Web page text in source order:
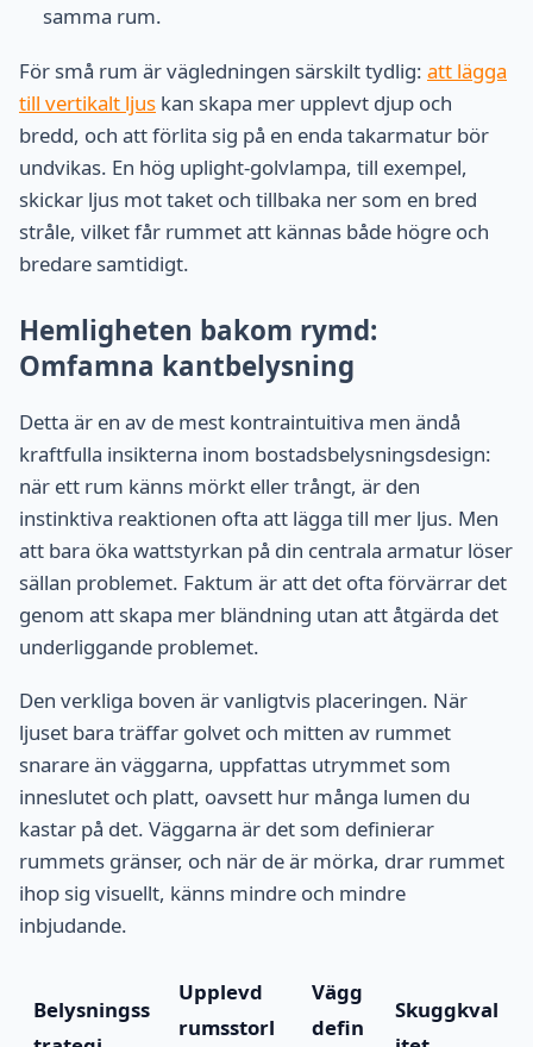
samma rum.
För små rum är vägledningen särskilt tydlig: att lägga
till vertikalt ljus kan skapa mer upplevt djup och
bredd, och att förlita sig på en enda takarmatur bör
undvikas. En hög uplight-golvlampa, till exempel,
skickar ljus mot taket och tillbaka ner som en bred
stråle, vilket får rummet att kännas både högre och
bredare samtidigt.
Hemligheten bakom rymd:
Omfamna kantbelysning
Detta är en av de mest kontraintuitiva men ändå
kraftfulla insikterna inom bostadsbelysningsdesign:
när ett rum känns mörkt eller trångt, är den
instinktiva reaktionen ofta att lägga till mer ljus. Men
att bara öka wattstyrkan på din centrala armatur löser
sällan problemet. Faktum är att det ofta förvärrar det
genom att skapa mer bländning utan att åtgärda det
underliggande problemet.
Den verkliga boven är vanligtvis placeringen. När
ljuset bara träffar golvet och mitten av rummet
snarare än väggarna, uppfattas utrymmet som
inneslutet och platt, oavsett hur många lumen du
kastar på det. Väggarna är det som definierar
rummets gränser, och när de är mörka, drar rummet
ihop sig visuellt, känns mindre och mindre
inbjudande.
Belysningss
Upplevd
rumsstorl
Vägg
defin
Skuggkval